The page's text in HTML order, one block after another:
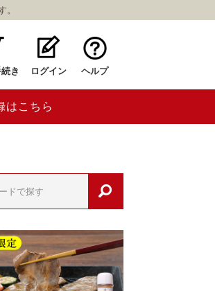
き ログイン ヘルプ
はこちら